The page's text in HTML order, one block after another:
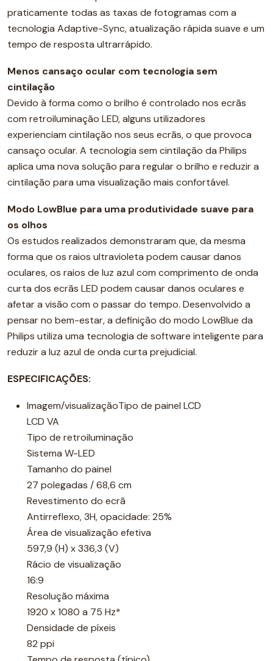
praticamente todas as taxas de fotogramas com a
tecnologia Adaptive-Sync, atualização rápida suave e um
tempo de resposta ultrarrápido.
Menos cansaço ocular com tecnologia sem
cintilação
Devido à forma como o brilho é controlado nos ecrãs
com retroiluminação LED, alguns utilizadores
experienciam cintilação nos seus ecrãs, o que provoca
cansaço ocular. A tecnologia sem cintilação da Philips
aplica uma nova solução para regular o brilho e reduzir a
cintilação para uma visualização mais confortável.
Modo LowBlue para uma produtividade suave para
os olhos
Os estudos realizados demonstraram que, da mesma
forma que os raios ultravioleta podem causar danos
oculares, os raios de luz azul com comprimento de onda
curta dos ecrãs LED podem causar danos oculares e
afetar a visão com o passar do tempo. Desenvolvido a
pensar no bem-estar, a definição do modo LowBlue da
Philips utiliza uma tecnologia de software inteligente para
reduzir a luz azul de onda curta prejudicial.
ESPECIFICAÇÕES:
Imagem/visualizaçãoTipo de painel LCD
LCD VA
Tipo de retroiluminação
Sistema W-LED
Tamanho do painel
27 polegadas / 68,6 cm
Revestimento do ecrã
Antirreflexo, 3H, opacidade: 25%
Área de visualização efetiva
597,9 (H) x 336,3 (V)
Rácio de visualização
16:9
Resolução máxima
1920 x 1080 a 75 Hz*
Densidade de píxeis
82 ppi